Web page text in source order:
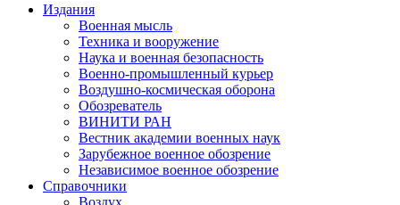
Издания
Военная мысль
Техника и вооружение
Наука и военная безопасность
Военно-промышленный курьер
Воздушно-космическая оборона
Обозреватель
ВИНИТИ РАН
Вестник академии военных наук
Зарубежное военное обозрение
Независимое военное обозрение
Справочники
Воздух